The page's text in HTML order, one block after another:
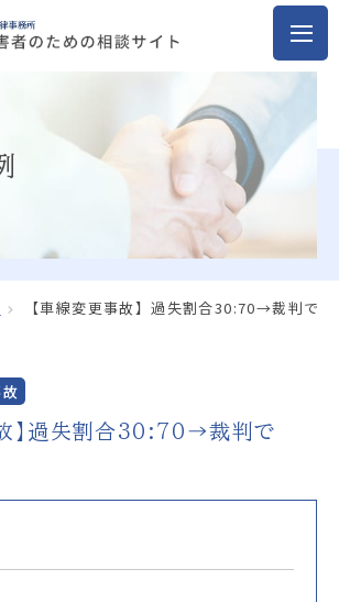
【車線変更事故】過失割合30:70→裁判で
】過失割合30:70→裁判で